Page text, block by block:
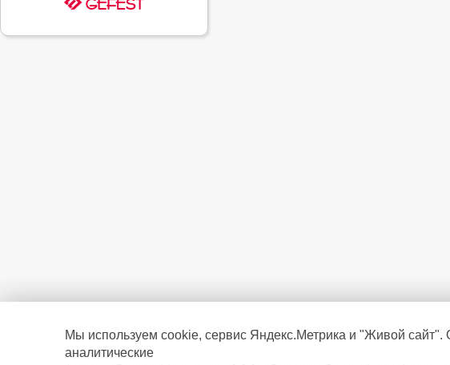
Мы используем cookie, сервис Яндекс.Метрика и "Живой
аналитические